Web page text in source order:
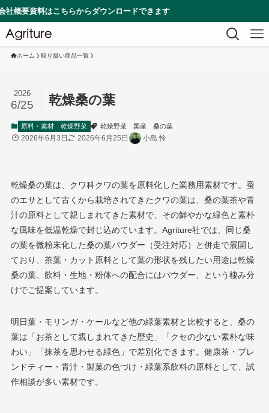
ちらからダウンロードできます
ホーム 取り扱い商品一覧
乾燥桑の葉
2026
6/25
原料・素材 乾燥野菜 乾燥野菜 国産 桑の葉
2026年6月3日 2026年6月25日 小島 怜
乾燥桑の葉は、クワ科クワの葉を原料化した業務用素材です。蚕
のエサとして古くから栽培されてきたクワの葉は、桑の葉茶や青
汁の原料として親しまれてきた素材で、その鮮やかな緑色と素朴
な風味を低温乾燥で封じ込めています。Agriture社では、同じ桑
の葉を微粉末化した桑の葉パウダー（受注対応）と併走で展開し
ており、茶葉・カット原料として葉の形状を残したい用途は乾燥
桑の葉、飲料・生地・粉体への配合にはパウダー、という棲み分
けでご提案しています。
明日葉・モリンガ・ケールなど他の緑葉素材と比較すると、桑の
葉は「お茶として親しまれてきた歴史」「クセの少ない素朴な味
わい」「抹茶を思わせる緑色」で差別化できます。健康茶・ブレ
ンドティー・青汁・製菓の色づけ・緑葉系飲料の原料として、試
作相談が多い素材です。